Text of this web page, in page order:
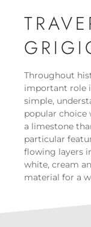
Throughout
important role
simple,
popular choice
a limestone
particular
flowing layers
white, cream
material for a